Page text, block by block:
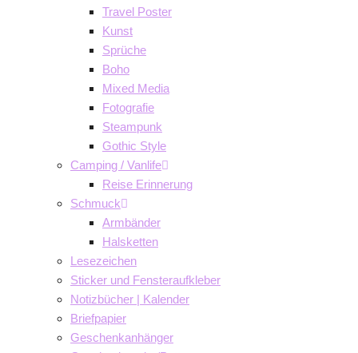
Travel Poster
Kunst
Sprüche
Boho
Mixed Media
Fotografie
Steampunk
Gothic Style
Camping / Vanlife
Reise Erinnerung
Schmuck
Armbänder
Halsketten
Lesezeichen
Sticker und Fensteraufkleber
Notizbücher | Kalender
Briefpapier
Geschenkanhänger